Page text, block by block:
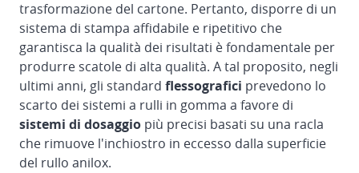
Camera
chiusa
a
doppio
raschiatore
Controllo
del
registro
trasformazione del cartone. Pertanto, disporre di un
sistema di stampa affidabile e ripetitivo che
garantisca la qualità dei risultati è fondamentale per
produrre scatole di alta qualità. A tal proposito, negli
ultimi anni, gli standard flessografici prevedono lo
scarto dei sistemi a rulli in gomma a favore di
sistemi di dosaggio più precisi basati su una racla
che rimuove l'inchiostro in eccesso dalla superficie
del rullo anilox.